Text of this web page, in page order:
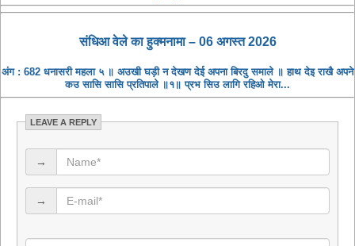
संधिआ ​​वेले का हुक्मनामा – 06 अगस्त 2026
अंग : 682 धनासरी महला ५ ॥ अउखी घड़ी न देखण देई अपना बिरदु समाले ॥ हाथ देइ राखै अपने
कउ सासि सासि प्रतिपाले ॥१॥ प्रभ सिउ लागि रहिओ मेरा...
LEAVE A REPLY
→
→